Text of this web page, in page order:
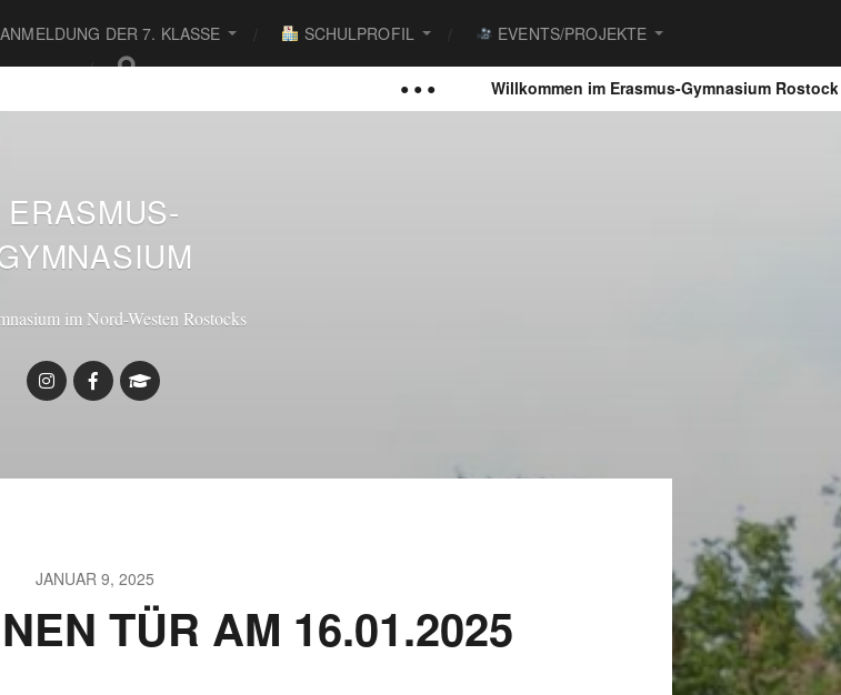
ANMELDUNG DER 7. KLASSE SCHULPROFIL EVENTS/PROJEKTE
Willkommen im Erasmus-Gymnasium Rostock ●
ERASMUS-
im Nord-Westen Rostocks
JANUAR 9, 2025
TÜR AM 16.01.2025